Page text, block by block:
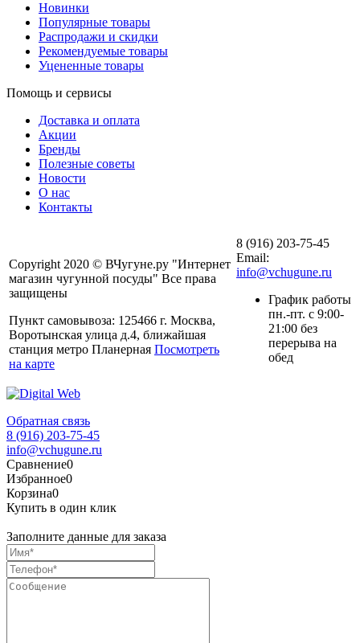
Новинки
Популярные товары
Распродажи и скидки
Рекомендуемые товары
Уцененные товары
Помощь и сервисы
Доставка и оплата
Акции
Бренды
Полезные советы
Новости
О нас
Контакты
Copyright 2020 © ВЧугуне.ру "Интернет
магазин чугунной посуды" Все права
защищены
Пункт самовывоза: 125466 г. Москва,
Воротынская улица д.4, ближайшая
станция метро Планерная Посмотреть
на карте
8 (916) 203-75-45
Email:
info@vchugune.ru
График работы
пн.-пт. с 9:00-
21:00 без
перерыва на
обед
Обратная связь
8 (916) 203-75-45
info@vchugune.ru
Сравнение0
Избранное0
Корзина0
Купить в один клик
Заполните данные для заказа